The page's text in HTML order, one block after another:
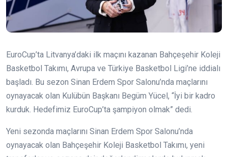
EuroCup’ta Litvanya’daki ilk maçını kazanan Bahçeşehir Koleji
Basketbol Takımı, Avrupa ve Türkiye Basketbol Ligi’ne iddialı
başladı. Bu sezon Sinan Erdem Spor Salonu’nda maçlarını
oynayacak olan Kulübün Başkanı Begüm Yücel, “İyi bir kadro
kurduk. Hedefimiz EuroCup’ta şampiyon olmak” dedi.
Yeni sezonda maçlarını Sinan Erdem Spor Salonu’nda
oynayacak olan Bahçeşehir Koleji Basketbol Takımı, yeni